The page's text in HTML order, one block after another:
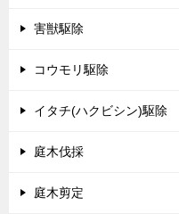
害獣駆除
コウモリ駆除
イタチ(ハクビシン)駆除
庭木伐採
庭木剪定